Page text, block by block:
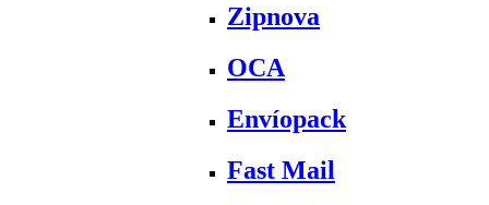
Zipnova
OCA
Envíopack
Fast Mail